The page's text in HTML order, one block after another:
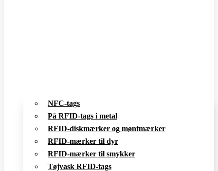
NFC-tags
På RFID-tags i metal
RFID-diskmærker og møntmærker
RFID-mærker til dyr
RFID-mærker til smykker
Tøjvask RFID-tags